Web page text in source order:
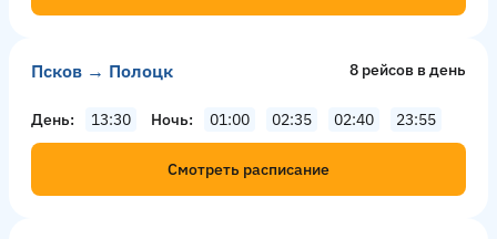
Псков → Полоцк 8 рейсов в день
День 13:30 Ночь 01:00 02:35 02:40 23:55
Смотреть расписание